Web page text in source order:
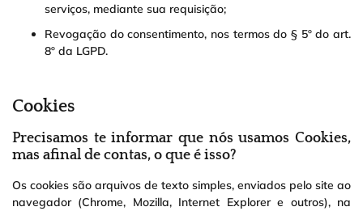
serviços, mediante sua requisição;
Revogação do consentimento, nos termos do § 5º do art.
8º da LGPD.
Cookies
Precisamos te informar que nós usamos Cookies,
mas afinal de contas, o que é isso?
Os cookies são arquivos de texto simples, enviados pelo site ao
navegador (Chrome, Mozilla, Internet Explorer e outros), na